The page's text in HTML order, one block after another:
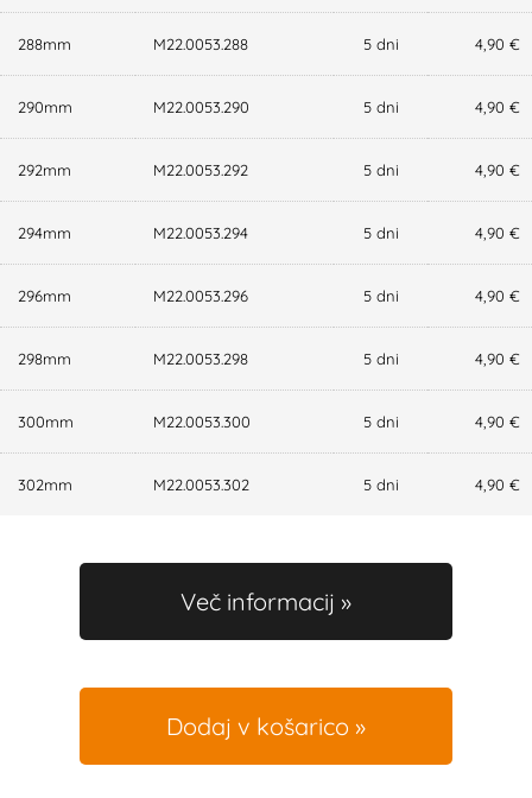
288mm M22.0053.288 5 dni 4,90 €
290mm M22.0053.290 5 dni 4,90 €
292mm M22.0053.292 5 dni 4,90 €
294mm M22.0053.294 5 dni 4,90 €
296mm M22.0053.296 5 dni 4,90 €
298mm M22.0053.298 5 dni 4,90 €
300mm M22.0053.300 5 dni 4,90 €
302mm M22.0053.302 5 dni 4,90 €
Več informacij
Dodaj v košarico